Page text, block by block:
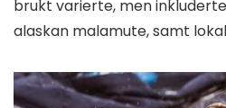
brukt varierte, men
alaskan malamute, samt